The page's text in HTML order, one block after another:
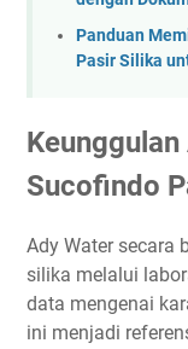
Panduan
Pasir Silika
Sucofindo
Ady Water secara
silika melalui
data mengenai
ini menjadi